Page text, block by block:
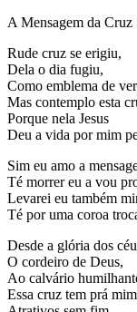
A Mensagem da Cruz
Rude cruz se erigiu,
Dela o dia fugiu,
Como emblema de
Mas contemplo esta
Porque nela Jesus
Deu a vida por mim
Sim eu amo a
Té morrer eu a vou
Levarei eu também
Té por uma coroa
Desde a glória dos
O cordeiro de Deus,
Ao calvário
Essa cruz tem prá mim